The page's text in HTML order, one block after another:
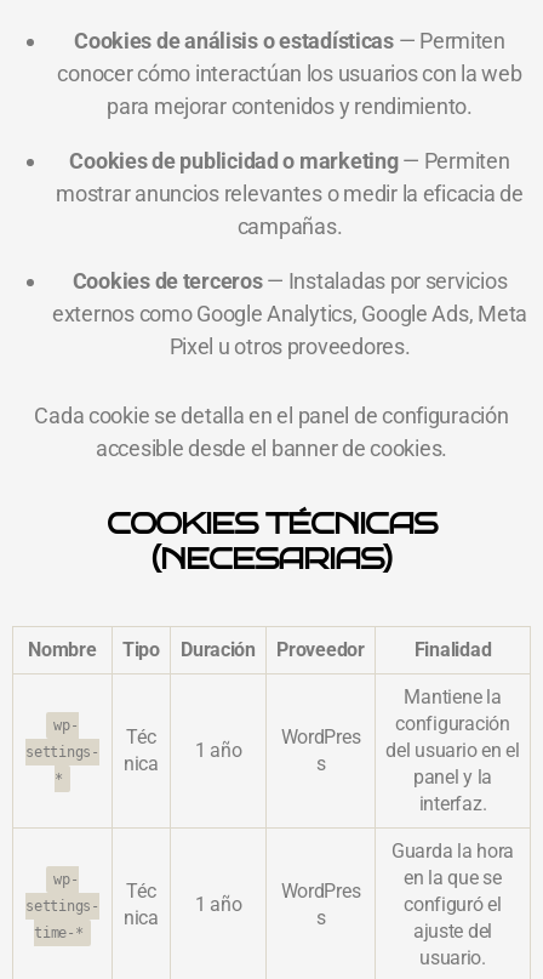
Cookies de análisis o estadísticas— Permiten
conocer cómo interactúan los usuarios con la web
para mejorar contenidos y rendimiento.
Cookies de publicidad o marketing— Permiten
mostrar anuncios relevantes o medir la eficacia de
campañas.
Cookies de terceros— Instaladas por servicios
externos como Google Analytics, Google Ads, Meta
Pixel u otros proveedores.
Cada cookie se detalla en el panel de configuración
accesible desde el banner de cookies.
COOKIES TÉCNICAS
(NECESARIAS)
Nombre Tipo Duración Proveedor Finalidad
wp-
settings-
*
Téc
nica
1 año
WordPres
s
Mantiene la
configuración
del usuario en el
panel y la
interfaz.
wp-
settings-
time-*
Téc
nica
1 año
WordPres
s
Guarda la hora
en la que se
configuró el
ajuste del
usuario.